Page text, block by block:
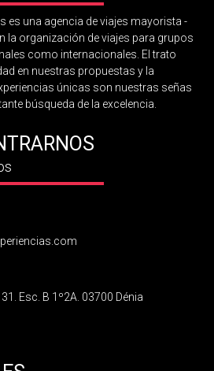
es una agencia de viajes mayorista -
la organización de viajes para grupos
como internacionales. El trato
en nuestras propuestas y la
únicas son nuestras señas
búsqueda de la excelencia.
Esc. B 1º2A. 03700 Dénia